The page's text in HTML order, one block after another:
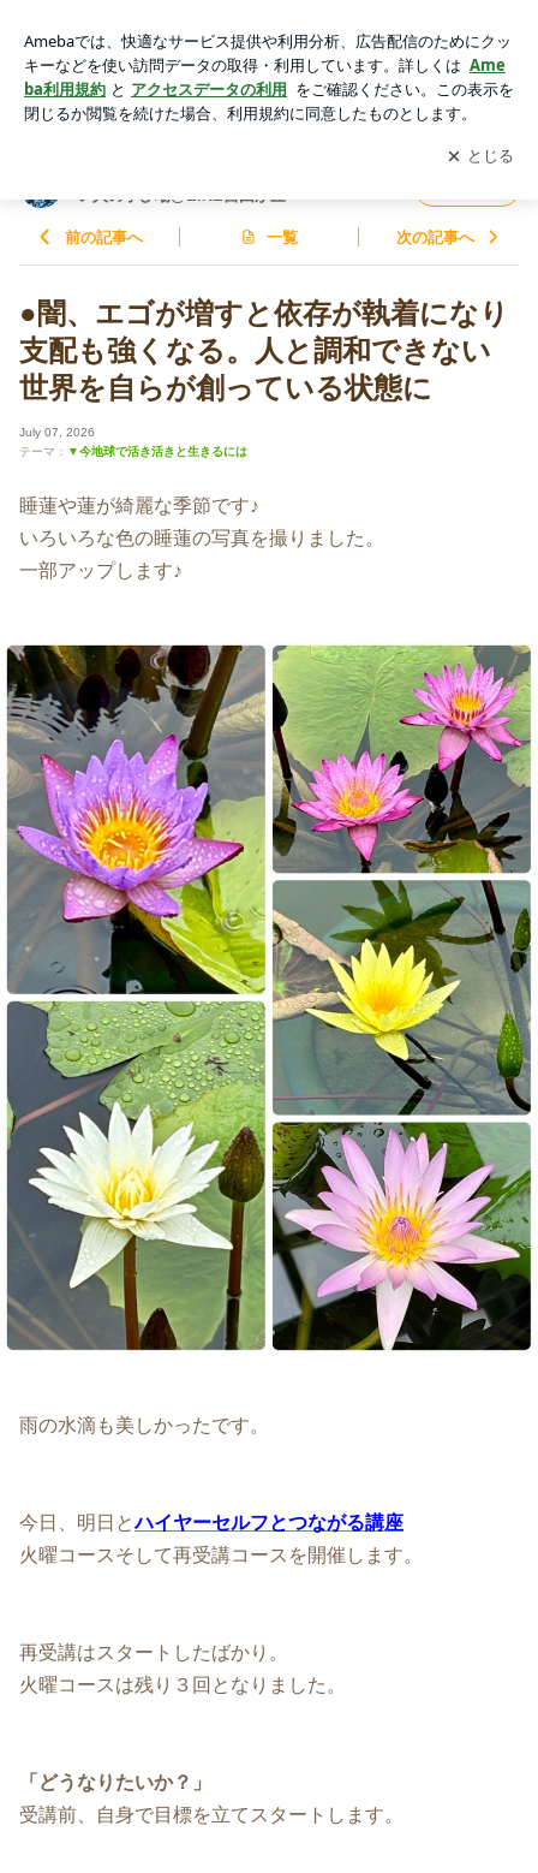
和できない世界を自らが創っている状態に | 津谷幸子☆心身魂
を磨き本気で人生を変えたい人の学び場@EINE自由が丘
アプリをダウンロードして ブログの更新通知
を受け取りまし
ょう。
開く
い人の学び場@EINE自由が丘
前の記事へ 一覧 次の記事へ
●闇、エゴが増すと依存が執着になり
支配も強くなる。人と調和できない
世界を自らが創っている状態に
July 07, 2026
テーマ： ▼今地球で活き活きと生きるには
睡蓮や蓮が綺麗な季節です♪
いろいろな色の睡蓮の写真を撮りました。
一部アップします♪
雨の水滴も美しかったです。
今日、明日とハイヤーセルフとつながる講座
火曜コースそして再受講コースを開催します。
再受講はスタートしたばかり。
火曜コースは残り３回となりました。
「どうなりたいか？」
受講前、自身で目標を立てスタートします。